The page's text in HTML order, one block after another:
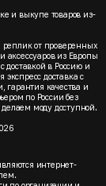
и выкупе товаров из-
от проверенных
аксессуаров из Европы
доставкой в Россию и
доставка с
гарантия качества и
по России без
моду доступной.
интернет-